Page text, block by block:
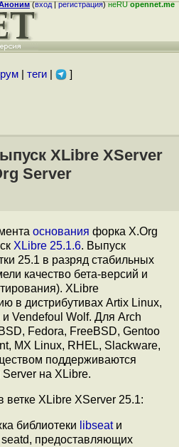
(вход|регистрация)неRUopennet.me
| теги| ]
XLibre XServer
Server
основания форка X.Org
XLibre 25.1.6. Выпуск
25.1 в разряд стабильных
качество бета-версий и
XLibre
в дистрибутивах Artix Linux,
Vendefoul Wolf. Для Arch
Fedora, FreeBSD, Gentoo
MX Linux, RHEL, Slackware,
поддерживаются
на XLibre.
ветке XLibre XServer 25.1:
библиотеки libseatи
предоставляющих